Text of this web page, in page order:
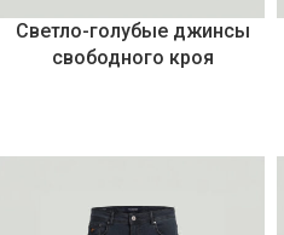
Светло-голубые джинсы
свободного кроя